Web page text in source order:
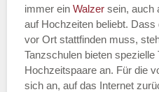
immer ein Walzer sein, auch
auf Hochzeiten beliebt.
vor Ort stattfinden muss,
Tanzschulen bieten spezielle
Hochzeitspaare an. Für die
sich an, auf das Internet